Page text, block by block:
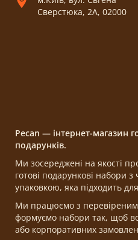
Сверстюка, 2А, 02000
Pecan — інтернет-магазин
подарунків.
Ми зосереджені на якості
готові подарункові набори
упаковкою, яка підходить
Ми працюємо з
формуємо набори так, щоб
або корпоративних